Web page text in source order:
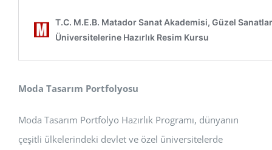
Moda Tasarım Portfolyosu
Moda Tasarım Portfolyo Hazırlık Programı, dünyanın
çeşitli ülkelerindeki devlet ve özel üniversitelerde